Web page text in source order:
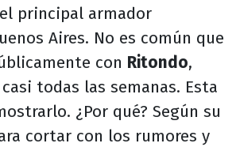
principal armador
Aires. No es común que
con Ritondo,
todas las semanas. Esta
¿Por qué? Según su
cortar con los rumores y